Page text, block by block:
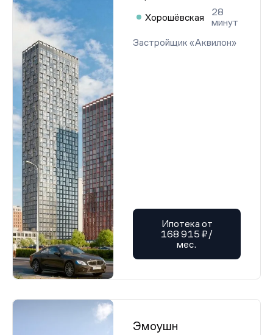
Хорошёвская
28
минут
Застройщик «Аквилон»
Ипотека от
168 915 ₽/
мес.
Эмоушн